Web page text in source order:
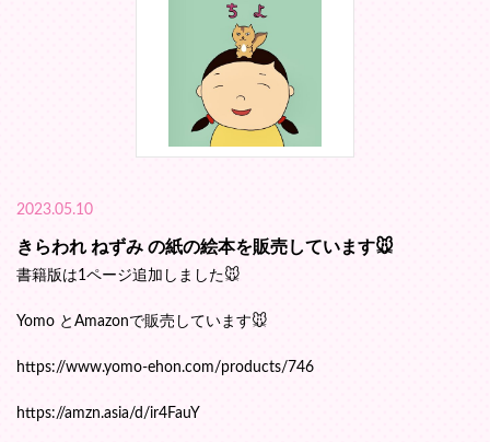
2023.05.10
きらわれ ねずみ の紙の絵本を販売しています🐭
書籍版は1ページ追加しました🐭
Yomo とAmazonで販売しています🐭
https://www.yomo-ehon.com/products/746
https://amzn.asia/d/ir4FauY